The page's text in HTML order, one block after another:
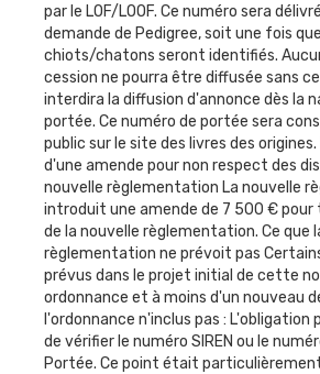
par le LOF/LOOF. Ce numéro sera
demande de Pedigree, soit une fois
chiots/chatons seront identifiés.
cession ne pourra être diffusée sans
interdira la diffusion d'annonce dès la
portée. Ce numéro de portée sera
public sur le site des livres des
d'une amende pour non respect des
nouvelle règlementation La nouvelle
introduit une amende de 7 500 €
de la nouvelle règlementation. Ce que
règlementation ne prévoit pas
prévus dans le projet initial de cette
ordonnance et à moins d'un nouveau
l'ordonnance n'inclus pas : L'obligation
de vérifier le numéro SIREN ou le
Portée. Ce point était